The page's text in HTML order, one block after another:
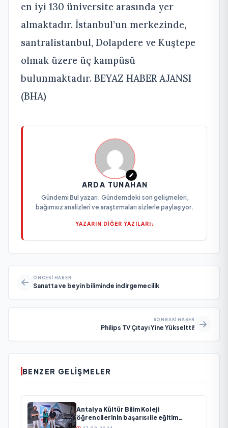
en iyi 130 üniversite arasında yer
almaktadır. İstanbul’un merkezinde,
santralistanbul, Dolapdere ve Kuştepe
olmak üzere üç kampüsü
bulunmaktadır. BEYAZ HABER AJANSI
(BHA)
ARDA TUNAHAN
Gündemi Bul yazarı. Gündemdeki son gelişmeleri,
bağımsız analizleri ve araştırmaları sizlerle paylaşıyor.
YAZARIN DİĞER YAZILARI
ÖNCEKI HABER
Sanatta ve beyin biliminde indirgemecilik
SONRAKI HABER
Philips TV Çıtayı Yine Yükseltti!
BENZER GELIŞMELER
Antalya Kültür Bilim Koleji
öğrencilerinin başarısı ile eğitim
dünyasına yön vermeye devam ediyor